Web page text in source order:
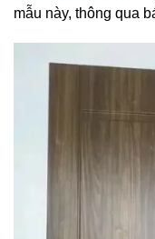
mẫu này, thông qua